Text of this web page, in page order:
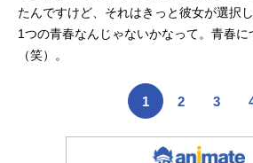
たんですけど、それはきっと彼女が選択
1つの青春なんじゃないかなって。青春
（笑）。
1 2 3